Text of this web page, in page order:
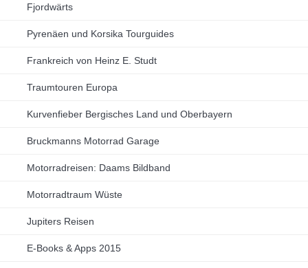
Fjordwärts
Pyrenäen und Korsika Tourguides
Frankreich von Heinz E. Studt
Traumtouren Europa
Kurvenfieber Bergisches Land und Oberbayern
Bruckmanns Motorrad Garage
Motorradreisen: Daams Bildband
Motorradtraum Wüste
Jupiters Reisen
E-Books & Apps 2015